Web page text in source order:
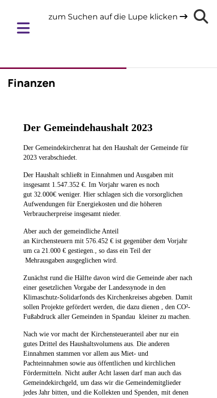
zum Suchen auf die Lupe klicken
Finanzen
Der Gemeindehaushalt 2023
Der Gemeindekirchenrat hat den Haushalt der Gemeinde für
2023 verabschiedet.
Der Haushalt schließt in Einnahmen und Ausgaben mit
insgesamt 1.547.352 €. Im Vorjahr waren es noch
gut 32.000€ weniger. Hier schlagen sich die vorsorglichen
Aufwendungen für Energiekosten und die höheren
Verbraucherpreise insgesamt nieder.
Aber auch der gemeindliche Anteil
an Kirchensteuern mit 576.452 € ist gegenüber dem Vorjahr
um ca 21.000 € gestiegen., so dass ein Teil der
Mehrausgaben ausgeglichen wird.
Zunächst rund die Hälfte davon wird die Gemeinde aber nach
einer gesetzlichen Vorgabe der Landessynode in den
Klimaschutz-Solidarfonds des Kirchenkreises abgeben. Damit
sollen Projekte gefördert werden, die dazu dienen , den CO²-
Fußabdruck aller Gemeinden in Spandau kleiner zu machen.
Nach wie vor macht der Kirchensteueranteil aber nur ein
gutes Drittel des Haushaltsvolumens aus. Die anderen
Einnahmen stammen vor allem aus Miet- und
Pachteinnahmen sowie aus öffentlichen und kirchlichen
Fördermitteln. Nicht außer Acht lassen darf man auch das
Gemeindekirchgeld, um dass wir die Gemeindemitglieder
jedes Jahr bitten, und die Kollekten und Spenden, mit denen